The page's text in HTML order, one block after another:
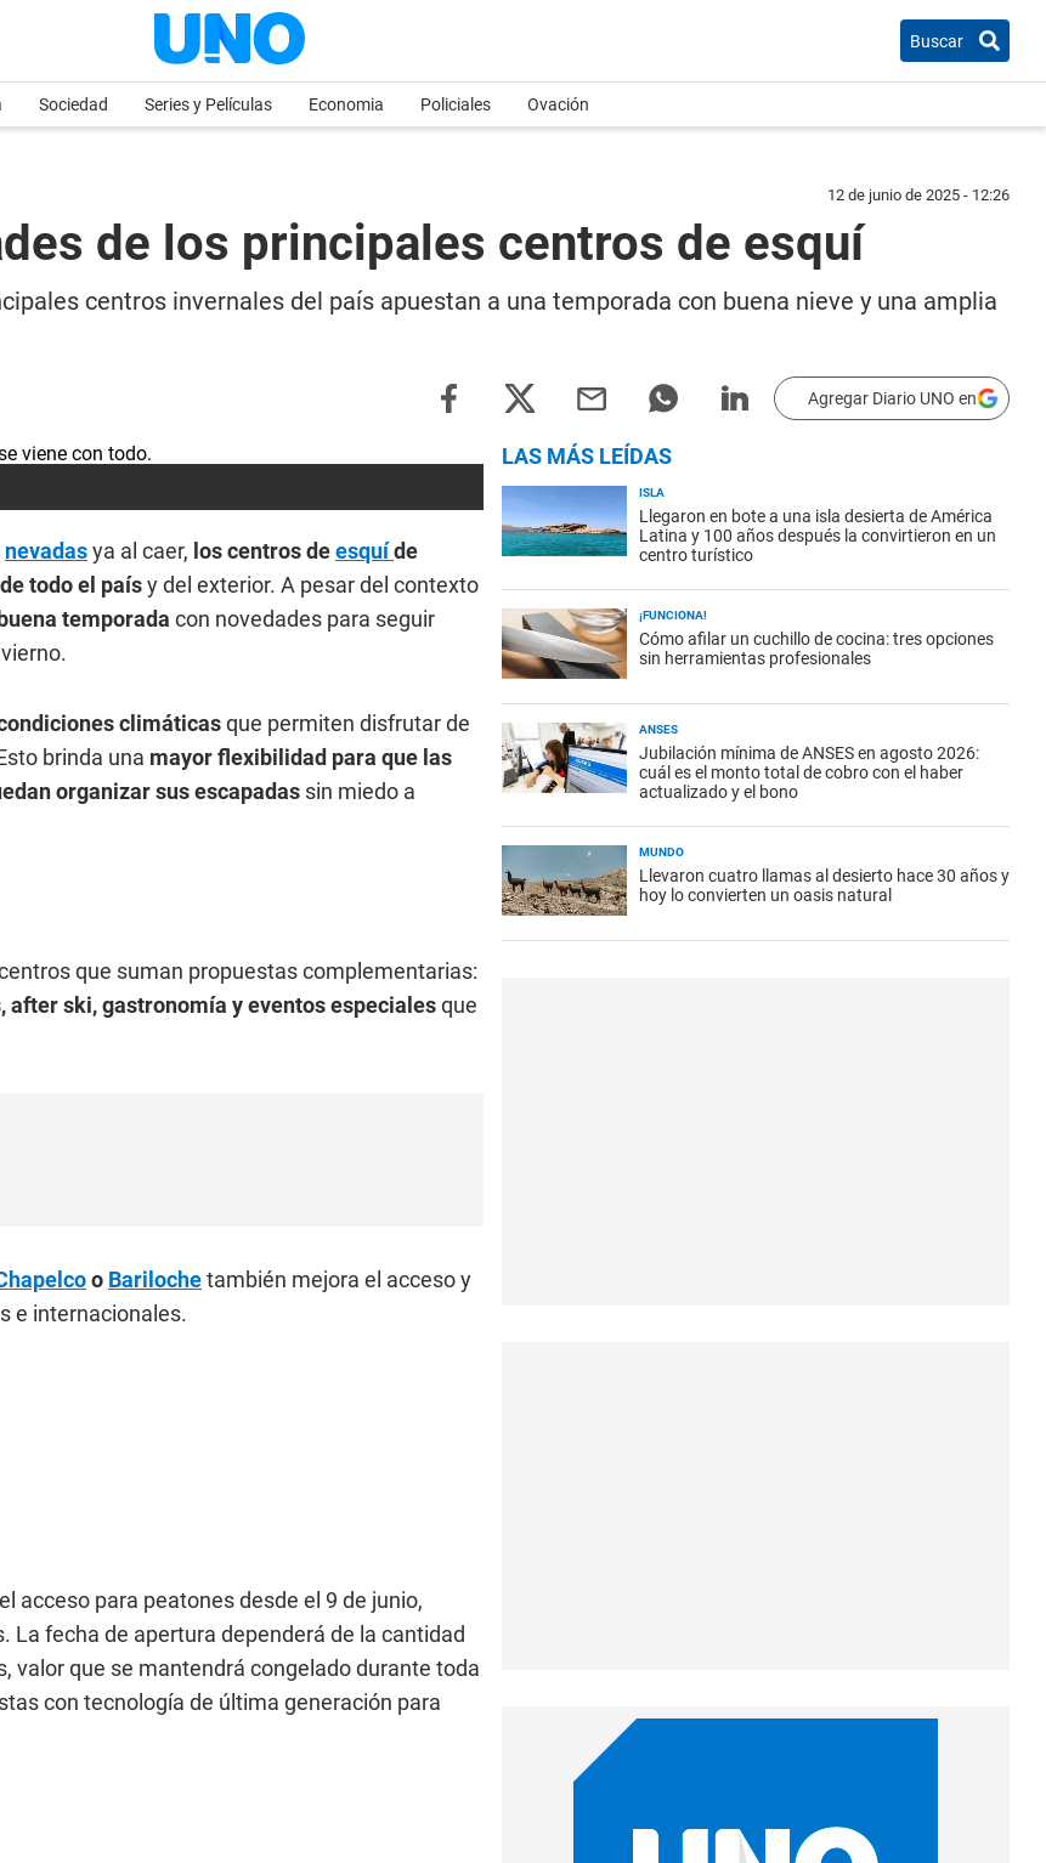
Buscar
Sociedad Series y Películas Economia Policiales Ovación
12 de junio de 2025 - 12:26
de los principales centros de esquí
centros invernales del país apuestan a una temporada con buena nieve y una amplia
Agregar Diario UNO en
nevadasya al caer, los centros deesquíde
todo el paísy del exterior. A pesar del contexto
temporada con novedades para seguir
climáticasque permiten disfrutar de
brinda una mayor flexibilidad para que las
organizar sus escapadas sin miedo a
que suman propuestas complementarias:
ski, gastronomía y eventos especialesque
o Barilochetambién mejora el acceso y
e internacionales.
acceso para peatones desde el 9 de junio,
La fecha de apertura dependerá de la cantidad
valor que se mantendrá congelado durante toda
con tecnología de última generación para
LAS MÁS LEÍDAS
ISLA
Llegaron en bote a una isla desierta de América
Latina y 100 años después la convirtieron en un
centro turístico
¡FUNCIONA!
Cómo afilar un cuchillo de cocina: tres opciones
sin herramientas profesionales
ANSES
Jubilación mínima de ANSES en agosto 2026:
cuál es el monto total de cobro con el haber
actualizado y el bono
MUNDO
Llevaron cuatro llamas al desierto hace 30 años y
hoy lo convierten un oasis natural